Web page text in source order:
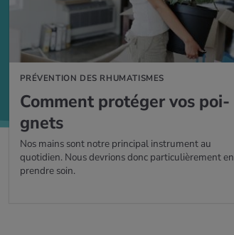
PRÉVENTION DES RHUMATISMES
Com­ment pro­té­ger vos poi­
gnets
Nos mains sont notre principal instrument au
quotidien. Nous devrions donc particulièrement en
prendre soin.